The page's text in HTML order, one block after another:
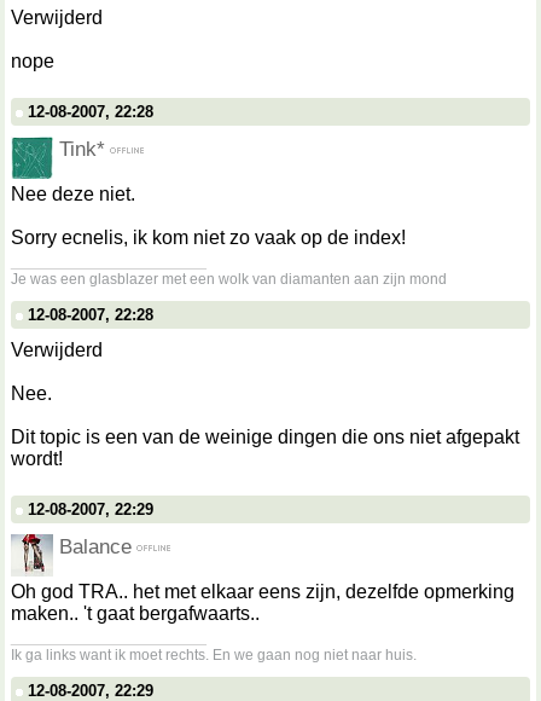
Verwijderd
nope
12-08-2007, 22:28
Tink*
Nee deze niet.
Sorry ecnelis, ik kom niet zo vaak op de index!
Je was een glasblazer met een wolk van diamanten aan zijn mond
12-08-2007, 22:28
Verwijderd
Nee.
Dit topic is een van de weinige dingen die ons niet afgepakt
wordt!
12-08-2007, 22:29
Balance
Oh god TRA.. het met elkaar eens zijn, dezelfde opmerking
maken.. 't gaat bergafwaarts..
Ik ga links want ik moet rechts. En we gaan nog niet naar huis.
12-08-2007, 22:29